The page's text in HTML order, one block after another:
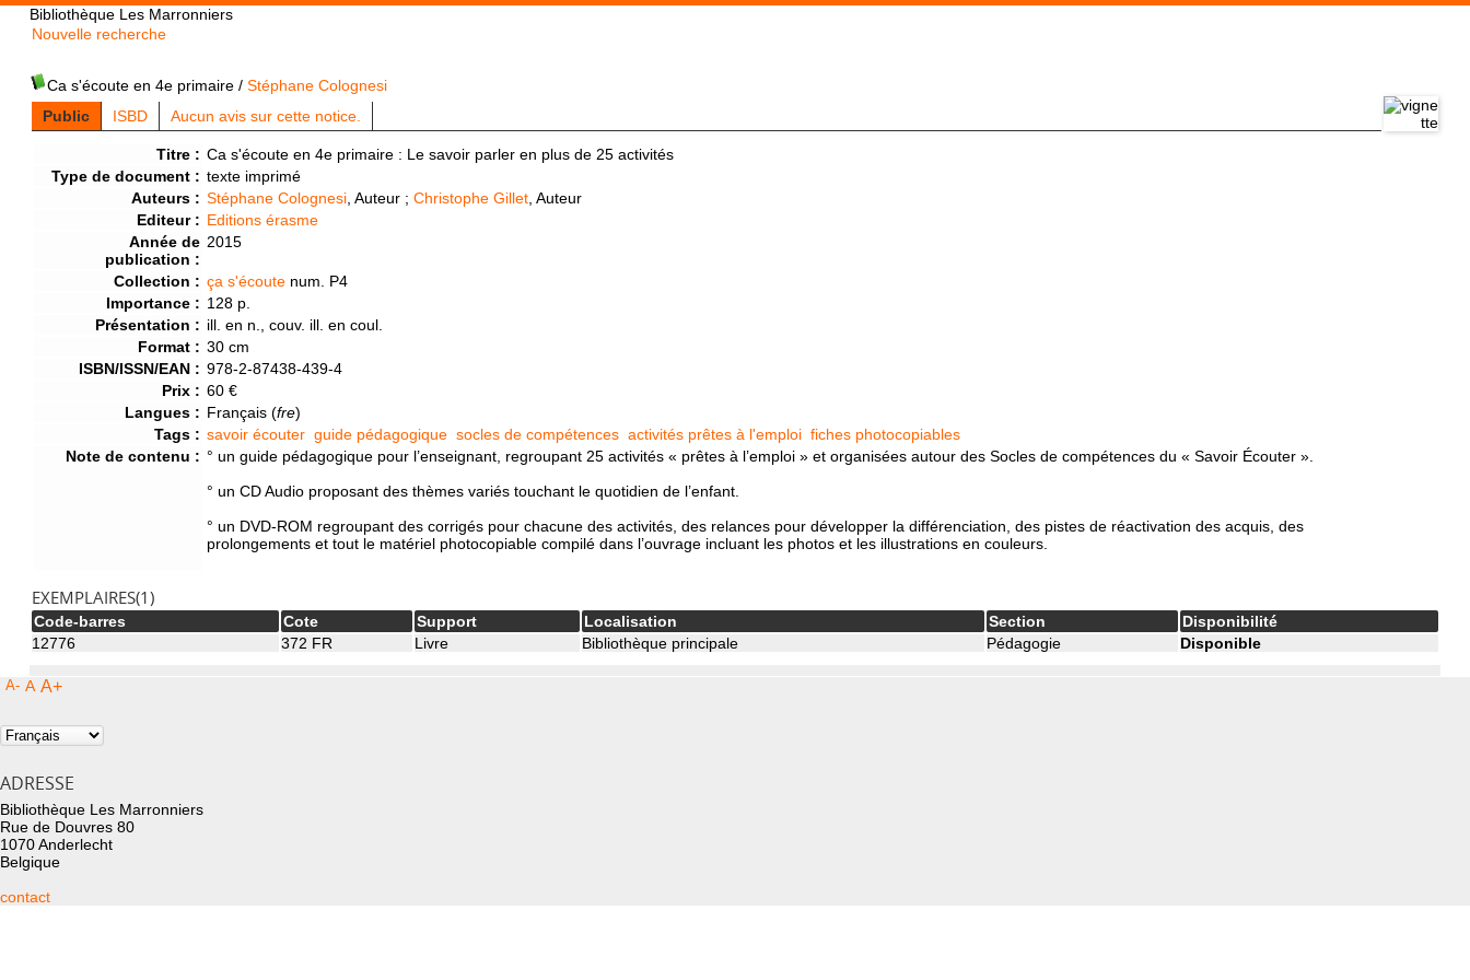
Bibliothèque Les Marronniers
Nouvelle recherche
Ca s'écoute en 4e primaire/ Stéphane Colognesi
Public
ISBD Aucun avis sur cette notice.
Titre : Ca s'écoute en 4e primaire : Le savoir parler en plus de 25 activités
Type de document : texte imprimé
Auteurs : Stéphane Colognesi, Auteur ; Christophe Gillet, Auteur
Editeur : Editions érasme
Année de
publication :
2015
Collection : ça s'écoutenum. P4
Importance : 128 p.
Présentation : ill. en n., couv. ill. en coul.
Format : 30 cm
ISBN/ISSN/EAN : 978-2-87438-439-4
Prix : 60 €
Langues : Français (fre)
Tags : savoir écouter guide pédagogique socles de compétences activités prêtes à l'emploi fiches photocopiables
Note de contenu : ° un guide pédagogique pour l’enseignant, regroupant 25 activités « prêtes à l’emploi » et organisées autour des Socles de compétences du « Savoir Écouter ».
° un CD Audio proposant des thèmes variés touchant le quotidien de l’enfant.
° un DVD-ROM regroupant des corrigés pour chacune des activités, des relances pour développer la différenciation, des pistes de réactivation des acquis, des
prolongements et tout le matériel photocopiable compilé dans l’ouvrage incluant les photos et les illustrations en couleurs.
EXEMPLAIRES(1)
Code-barres Cote Support Localisation Section
Disponibilité
12776
372 FR Livre Bibliothèque principale Pédagogie Disponible
A- A A+
ADRESSE
Bibliothèque Les Marronniers
Rue de Douvres 80
1070 Anderlecht
Belgique
contact